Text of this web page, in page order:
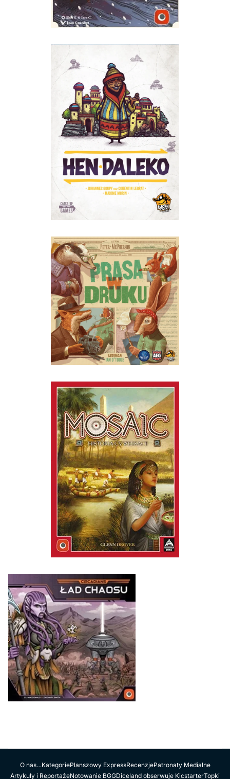
O nas…KategoriePlanszowy ExpressRecenzjePatronaty Medialne
Artykuły i ReportażeNotowanie BGGDiceland obserwuje KicstarterTopki